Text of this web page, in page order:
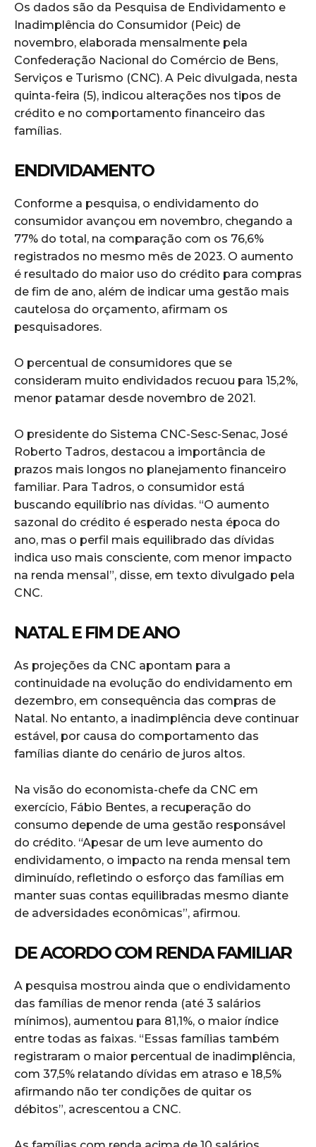
Os dados são da Pesquisa de Endividamento e
Inadimplência do Consumidor (Peic) de
novembro, elaborada mensalmente pela
Confederação Nacional do Comércio de Bens,
Serviços e Turismo (CNC). A Peic divulgada, nesta
quinta-feira (5), indicou alterações nos tipos de
crédito e no comportamento financeiro das
famílias.
ENDIVIDAMENTO
Conforme a pesquisa, o endividamento do
consumidor avançou em novembro, chegando a
77% do total, na comparação com os 76,6%
registrados no mesmo mês de 2023. O aumento
é resultado do maior uso do crédito para compras
de fim de ano, além de indicar uma gestão mais
cautelosa do orçamento, afirmam os
pesquisadores.
O percentual de consumidores que se
consideram muito endividados recuou para 15,2%,
menor patamar desde novembro de 2021.
O presidente do Sistema CNC-Sesc-Senac, José
Roberto Tadros, destacou a importância de
prazos mais longos no planejamento financeiro
familiar. Para Tadros, o consumidor está
buscando equilíbrio nas dívidas. “O aumento
sazonal do crédito é esperado nesta época do
ano, mas o perfil mais equilibrado das dívidas
indica uso mais consciente, com menor impacto
na renda mensal”, disse, em texto divulgado pela
CNC.
NATAL E FIM DE ANO
As projeções da CNC apontam para a
continuidade na evolução do endividamento em
dezembro, em consequência das compras de
Natal. No entanto, a inadimplência deve continuar
estável, por causa do comportamento das
famílias diante do cenário de juros altos.
Na visão do economista-chefe da CNC em
exercício, Fábio Bentes, a recuperação do
consumo depende de uma gestão responsável
do crédito. “Apesar de um leve aumento do
endividamento, o impacto na renda mensal tem
diminuído, refletindo o esforço das famílias em
manter suas contas equilibradas mesmo diante
de adversidades econômicas”, afirmou.
DE ACORDO COM RENDA FAMILIAR
A pesquisa mostrou ainda que o endividamento
das famílias de menor renda (até 3 salários
mínimos), aumentou para 81,1%, o maior índice
entre todas as faixas. “Essas famílias também
registraram o maior percentual de inadimplência,
com 37,5% relatando dívidas em atraso e 18,5%
afirmando não ter condições de quitar os
débitos”, acrescentou a CNC.